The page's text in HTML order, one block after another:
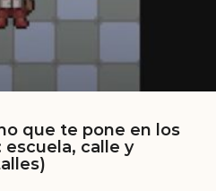
que te pone en los
escuela, calle y